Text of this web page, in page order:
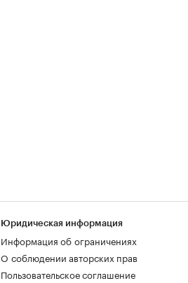
Юридическая информация
Информация об ограничениях
О соблюдении авторских прав
Пользовательское соглашение